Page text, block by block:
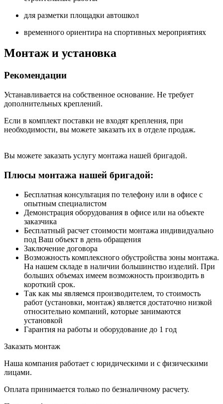
для разметки площадки автошкол
временного ориентира на спортивных мероприятиях
Монтаж и установка
Рекомендации
Устанавливается на собственное основание. Не требует
дополнительных креплений.
Если в комплект поставки не входят крепления, при
необходимости, вы можете заказать их в отделе продаж.
Вы можете заказать услугу монтажа нашей бригадой.
Плюсы монтажа нашей бригадой:
Бесплатная консультация по телефону или в офисе с
опытным специалистом
Демонстрация оборудования в офисе или на объекте
заказчика
Бесплатный расчет стоимости монтажа индивидуально
под Ваш объект в день обращения
Заключение договора
Возможность комплексного обустройства зоны монтажа.
На нашем складе в наличии большинство изделий. При
больших объемах имеем возможность производить в
короткий срок.
Так как мы являемся производителем, то стоимость
работ (установки, монтаж) является достаточно низкой
относительно компаний, которые занимаются
установкой
Гарантия на работы и оборудование до 1 год
Заказать монтаж
Наша компания работает с юридическими и с физическими
лицами.
Оплата принимается только по безналичному расчету.